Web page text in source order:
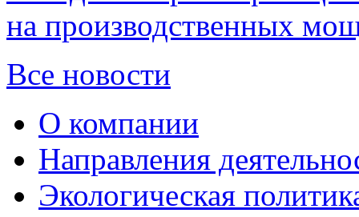
на производственных
Все новости
О компании
Направления
Экологическая